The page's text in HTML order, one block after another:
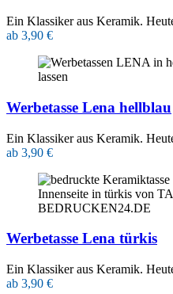
Ein Klassiker aus Keramik.
ab 3,90 €
Werbetasse Lena hellblau
Ein Klassiker aus Keramik.
ab 3,90 €
Werbetasse Lena türkis
Ein Klassiker aus Keramik.
ab 3,90 €